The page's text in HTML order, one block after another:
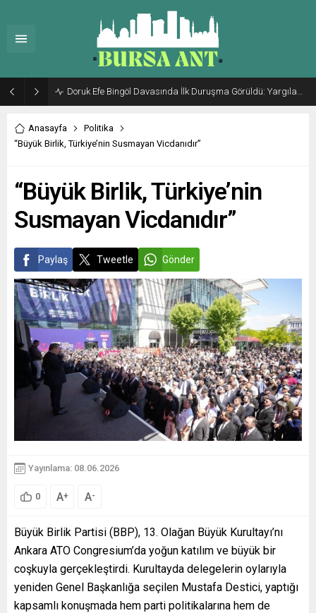
Doruk Efe Bingöl Davasında İlk Duruşma Görüldü: Yargılama 20 Ekim 2026’ya Ertelendi
Anasayfa
Politika
“Büyük Birlik, Türkiye’nin Susmayan Vicdanıdır”
“Büyük Birlik, Türkiye’nin
Susmayan Vicdanıdır”
Paylaş Tweetle Gönder
Yayınlama: 08.06.2026
0 A+ A-
Büyük Birlik Partisi (BBP), 13. Olağan Büyük Kurultayı’nı
Ankara ATO Congresium’da yoğun katılım ve büyük bir
coşkuyla gerçekleştirdi. Kurultayda delegelerin oylarıyla
yeniden Genel Başkanlığa seçilen Mustafa Destici, yaptığı
kapsamlı konuşmada hem parti politikalarına hem de